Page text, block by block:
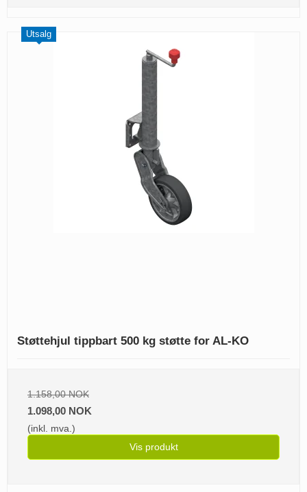
Utsalg
Støttehjul tippbart 500 kg støtte for AL-KO
1.158,00 NOK
1.098,00 NOK
(inkl. mva.)
Vis produkt